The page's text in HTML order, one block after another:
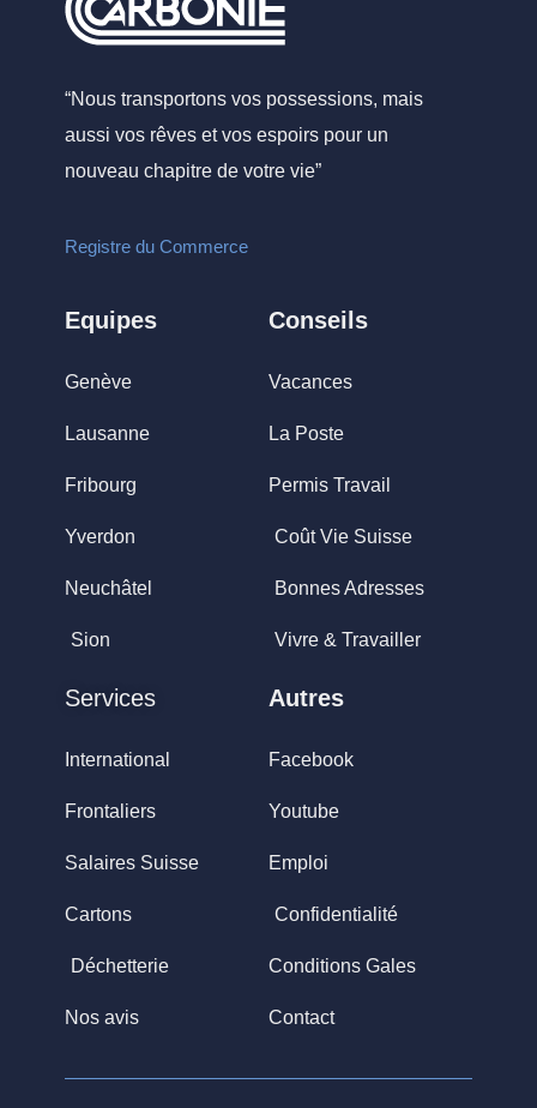
“Nous transportons vos possessions, mais
aussi vos rêves et vos espoirs pour un
nouveau chapitre de votre vie”
Registre du Commerce
Equipes
Genève
Lausanne
Fribourg
Yverdon
Neuchâtel
Sion
Conseils
Vacances
La Poste
Permis Travail
Coût Vie Suisse
Bonnes Adresses
Vivre & Travailler
Services
International
Frontaliers
Salaires Suisse
Cartons
Déchetterie
Nos avis
Autres
Facebook
Youtube
Emploi
Confidentialité
Conditions Gales
Contact